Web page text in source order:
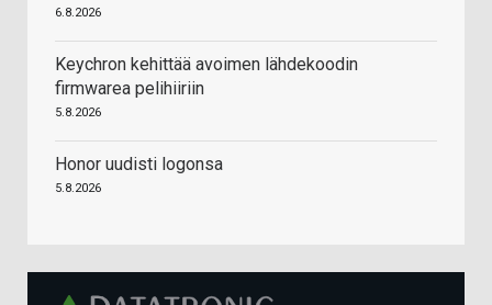
6.8.2026
Keychron kehittää avoimen lähdekoodin
firmwarea pelihiiriin
5.8.2026
Honor uudisti logonsa
5.8.2026